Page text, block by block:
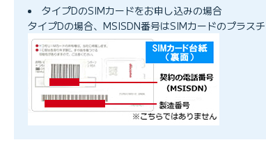
タイプDのSIMカードをお申し込みの場合
タイプDの場合、MSISDN番号はSIMカードのプラス